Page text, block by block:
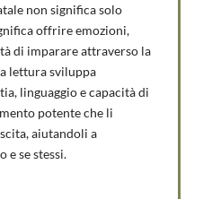
non significa solo
offrire emozioni,
di imparare attraverso la
lettura sviluppa
linguaggio e capacità di
potente che li
aiutandoli a
e se stessi.